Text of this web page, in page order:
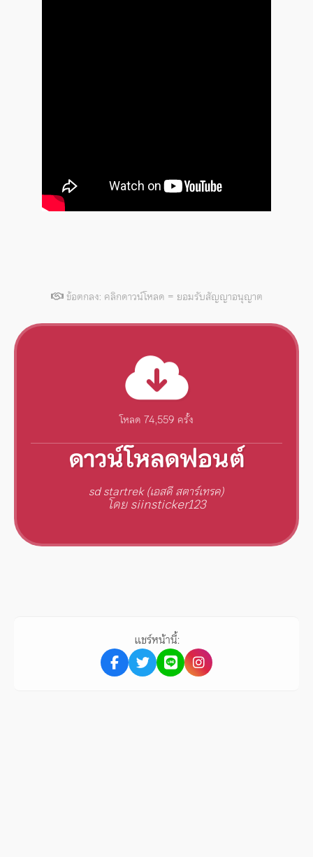
ข้อตกลง: คลิกดาวน์โหลด = ยอมรับสัญญาอนุญาต
โหลด 74,559 ครั้ง
ดาวน์โหลดฟอนต์
sd startrek (เอสดี สตาร์เทรค)
โดย siinsticker123
แชร์หน้านี้: